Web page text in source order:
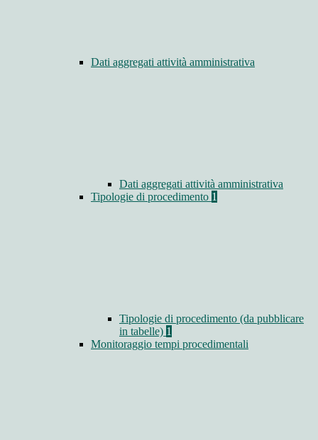
Dati aggregati attività amministrativa
Dati aggregati attività amministrativa
Tipologie di procedimento 1
Tipologie di procedimento (da pubblicare
in tabelle) 1
Monitoraggio tempi procedimentali